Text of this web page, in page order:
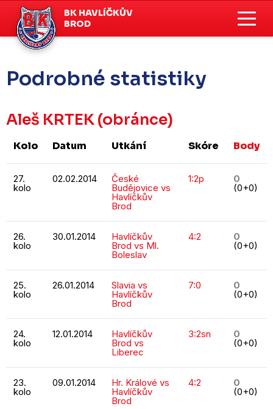
BK HAVLÍČKŮV
BROD
Podrobné statistiky
Aleš KRTEK(obránce)
Kolo Datum Utkání Skóre Body
27.
kolo
02.02.2014 České
Budějovice vs
Havlíčkův
Brod
1:2p 0
(0+0)
26.
kolo
30.01.2014 Havlíčkův
Brod vs Ml.
Boleslav
4:2 0
(0+0)
25.
kolo
26.01.2014 Slavia vs
Havlíčkův
Brod
7:0 0
(0+0)
24.
kolo
12.01.2014 Havlíčkův
Brod vs
Liberec
3:2sn 0
(0+0)
23.
kolo
09.01.2014 Hr. Králové vs
Havlíčkův
Brod
4:2 0
(0+0)